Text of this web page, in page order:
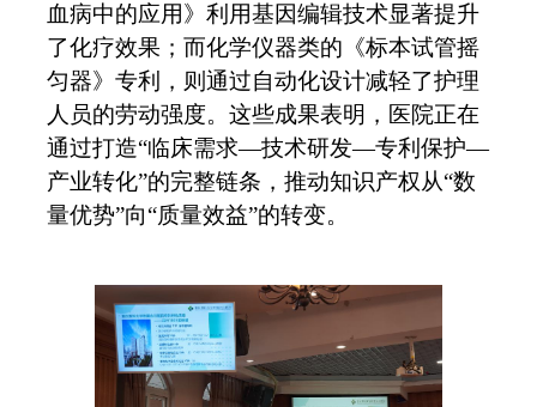
血病中的应用》利用基因编辑技术显著提升
了化疗效果；而化学仪器类的《标本试管摇
匀器》专利，则通过自动化设计减轻了护理
人员的劳动强度。这些成果表明，医院正在
通过打造“临床需求—技术研发—专利保护—
产业转化”的完整链条，推动知识产权从“数
量优势”向“质量效益”的转变。